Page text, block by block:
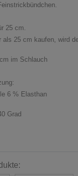
25 cm.
als 25 cm kaufen, wird
im Schlauch
6 % Elasthan
Grad